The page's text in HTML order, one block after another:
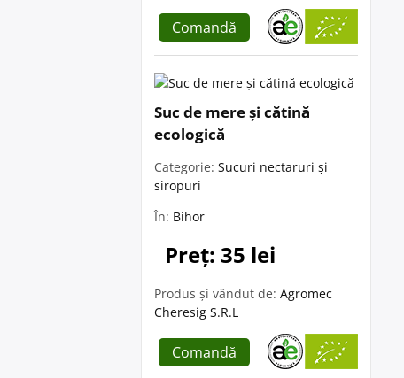
Comandă
Suc de mere și cătină
ecologică
Categorie: Sucuri nectaruri și
siropuri
În: Bihor
Preț: 35 lei
Produs și vândut de: Agromec
Cheresig S.R.L
Comandă